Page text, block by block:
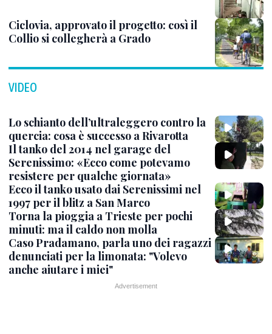
Ciclovia, approvato il progetto: così il
Collio si collegherà a Grado
VIDEO
Lo schianto dell’ultraleggero contro la
quercia: cosa è successo a Rivarotta
Il tanko del 2014 nel garage del
Serenissimo: «Ecco come potevamo
resistere per qualche giornata»
Ecco il tanko usato dai Serenissimi nel
1997 per il blitz a San Marco
Torna la pioggia a Trieste per pochi
minuti: ma il caldo non molla
Caso Pradamano, parla uno dei ragazzi
denunciati per la limonata: "Volevo
anche aiutare i miei"